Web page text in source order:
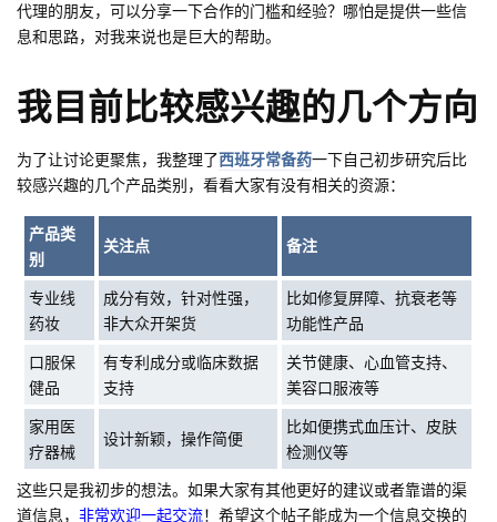
代理的朋友，可以分享一下合作的门槛和经验？哪怕是提供一些信
息和思路，对我来说也是巨大的帮助。
我目前比较感兴趣的几个方向
为了让讨论更聚焦，我整理了西班牙常备药一下自己初步研究后比
较感兴趣的几个产品类别，看看大家有没有相关的资源：
产品类
别
关注点 备注
专业线
药妆
成分有效，针对性强，
非大众开架货
比如修复屏障、抗衰老等
功能性产品
口服保
健品
有专利成分或临床数据
支持
关节健康、心血管支持、
美容口服液等
家用医
疗器械
设计新颖，操作简便
比如便携式血压计、皮肤
检测仪等
这些只是我初步的想法。如果大家有其他更好的建议或者靠谱的渠
道信息， 非常欢迎一起交流！希望这个帖子能成为一个信息交换的